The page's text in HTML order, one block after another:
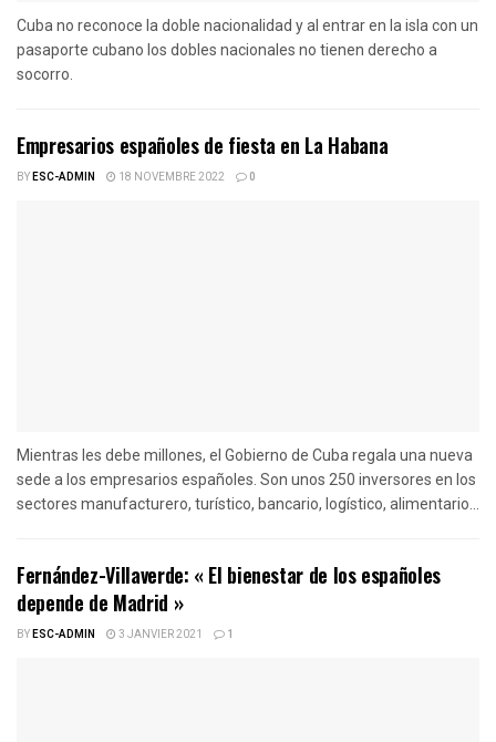
Cuba no reconoce la doble nacionalidad y al entrar en la isla con un
pasaporte cubano los dobles nacionales no tienen derecho a
socorro.
Empresarios españoles de fiesta en La Habana
BYESC-ADMIN 18 NOVEMBRE 2022 0
Mientras les debe millones, el Gobierno de Cuba regala una nueva
sede a los empresarios españoles. Son unos 250 inversores en los
sectores manufacturero, turístico, bancario, logístico, alimentario...
Fernández-Villaverde: « El bienestar de los españoles
depende de Madrid »
BYESC-ADMIN 3 JANVIER 2021 1